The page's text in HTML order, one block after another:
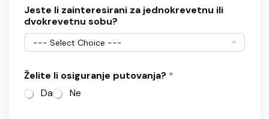
Jeste li zainteresirani za jednokrevetnu ili
dvokrevetnu sobu?
Želite li osiguranje putovanja? *
Da
Ne